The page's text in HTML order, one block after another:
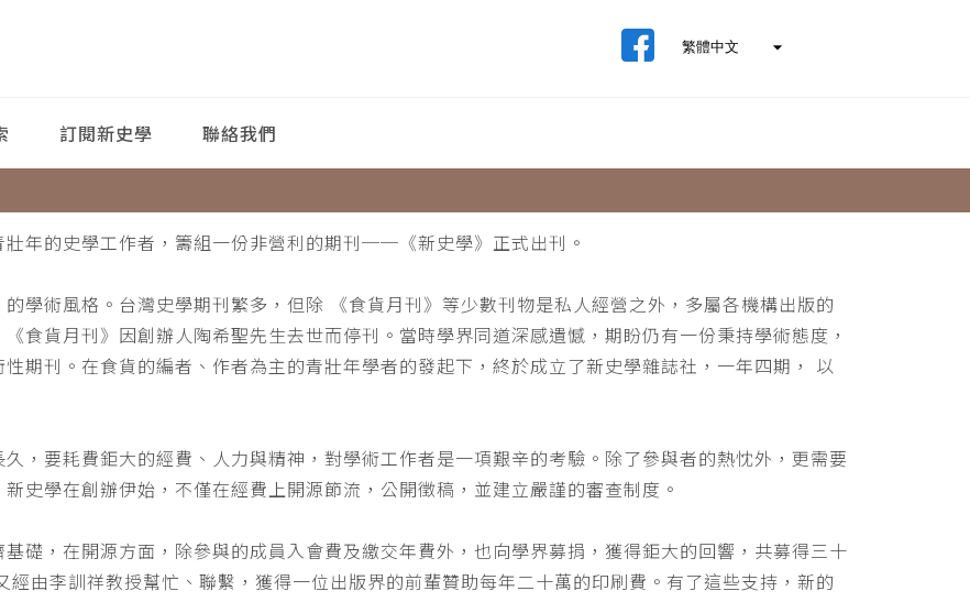
訂閱新史學 聯絡我們
壯年的史學工作者，籌組一份非營利的期刊──《新史學》正式出刊。
的學術風格。台灣史學期刊繁多，但除 《食貨月刊》等少數刊物是私人經營之外，多屬各機構出版的
食貨月刊》因創辦人陶希聖先生去世而停刊。當時學界同道深感遺憾，期盼仍有一份秉持學術態度，
期刊。在食貨的編者、作者為主的青壯年學者的發起下，終於成立了新史學雜誌社，一年四期， 以
，要耗費鉅大的經費、人力與精神，對學術工作者是一項艱辛的考驗。除了參與者的熱忱外，更需要
史學在創辦伊始，不僅在經費上開源節流，公開徵稿，並建立嚴謹的審查制度。
礎，在開源方面，除參與的成員入會費及繳交年費外，也向學界募捐，獲得鉅大的回響，共募得三十
經由李訓祥教授幫忙、聯繫，獲得一位出版界的前輩贊助每年二十萬的印刷費。有了這些支持，新的